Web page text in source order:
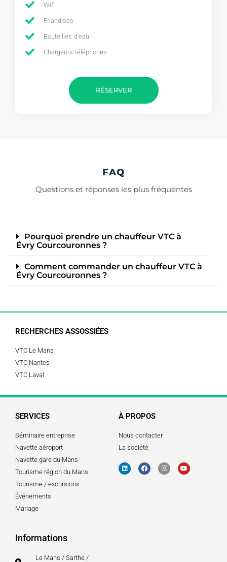
Wifi
Friandises
Bouteilles d'eau
Chargeurs téléphones
RÉSERVER
FAQ
Questions et réponses les plus fréquentes
Pourquoi prendre un chauffeur VTC à
Évry Courcouronnes ?
Comment commander un chauffeur VTC à
Évry Courcouronnes ?
RECHERCHES ASSOSSIÉES
VTC Le Mans
VTC Nantes
VTC Laval
SERVICES
Séminaire entreprise
Navette aéroport
Navette gare du Mans
Tourisme région du Mans
Tourisme / excursions
Événements
Mariage
À PROPOS
Nous contacter
La société
Informations
Le Mans / Sarthe /